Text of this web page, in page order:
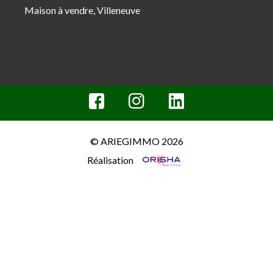
Maison à vendre, Villeneuve
© ARIEGIMMO 2026
Réalisation